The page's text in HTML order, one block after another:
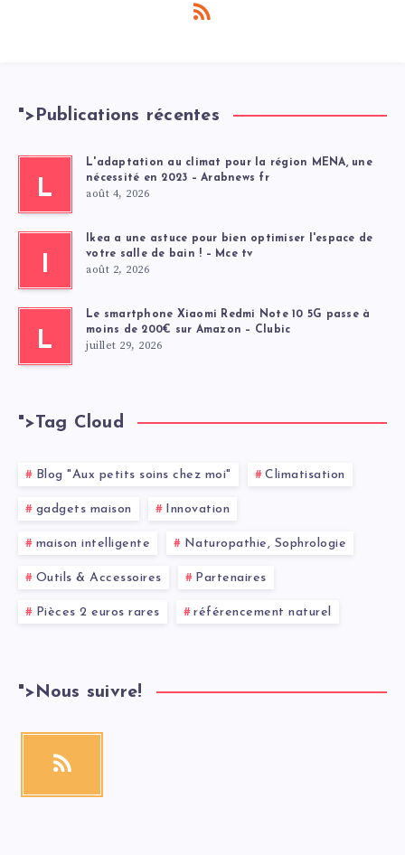
"> Publications récentes
L
L'adaptation au climat pour la région MENA, une
nécessité en 2023 – Arabnews fr
août 4, 2026
I
Ikea a une astuce pour bien optimiser l'espace de
votre salle de bain ! – Mce tv
août 2, 2026
L
Le smartphone Xiaomi Redmi Note 10 5G passe à
moins de 200€ sur Amazon – Clubic
juillet 29, 2026
">Tag Cloud
Blog "Aux petits soins chez moi" Climatisation
gadgets maison Innovation
maison intelligente Naturopathie, Sophrologie
Outils & Accessoires Partenaires
Pièces 2 euros rares référencement naturel
"> Nous suivre!